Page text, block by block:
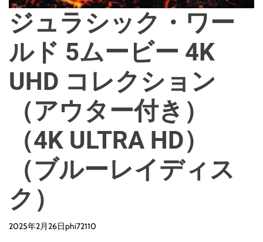
ジュラシック・ワー
ルド 5ムービー 4K
UHD コレクション
（アウター付き）
（4K ULTRA HD）
（ブルーレイディス
ク）
2025年2月26日phi72110